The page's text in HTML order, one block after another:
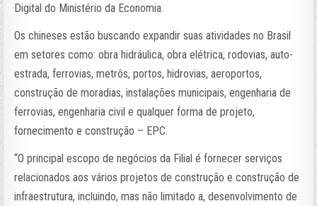
Digital do Ministério da Economia.
Os chineses estão buscando expandir suas atividades no Brasil
em setores como: obra hidráulica, obra elétrica, rodovias, auto-
estrada, ferrovias, metrôs, portos, hidrovias, aeroportos,
construção de moradias, instalações municipais, engenharia de
ferrovias, engenharia civil e qualquer forma de projeto,
fornecimento e construção – EPC.
“O principal escopo de negócios da Filial é fornecer serviços
relacionados aos vários projetos de construção e construção de
infraestrutura, incluindo, mas não limitado a, desenvolvimento de